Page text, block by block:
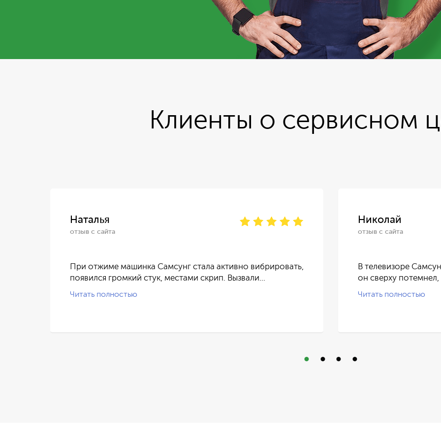
Клиенты о сервисном
Наталья
отзыв с сайта
При отжиме машинка Самсунг стала активно вибрировать,
появился громкий стук, местами скрип. Вызвали…
Читать полностью
Николай
отзыв с сайта
В телевизоре
он сверху
Читать полностью